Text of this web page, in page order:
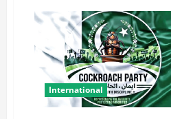
International